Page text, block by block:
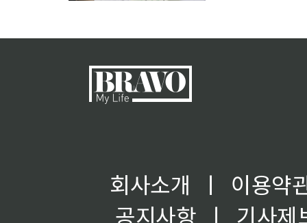
회사소개 ㅣ
이용약
공지사항
ㅣ
기사제